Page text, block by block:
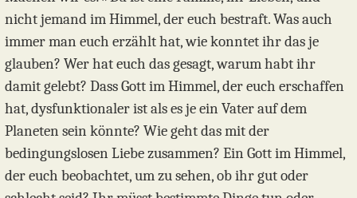
nicht jemand im Himmel, der euch bestraft. Was auch
immer man euch erzählt hat, wie konntet ihr das je
glauben? Wer hat euch das gesagt, warum habt ihr
damit gelebt? Dass Gott im Himmel, der euch erschaffen
hat, dysfunktionaler ist als es je ein Vater auf dem
Planeten sein könnte? Wie geht das mit der
bedingungslosen Liebe zusammen? Ein Gott im Himmel,
der euch beobachtet, um zu sehen, ob ihr gut oder